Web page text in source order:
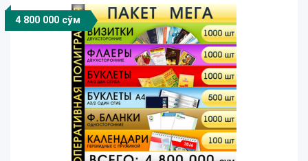
4 800 000 сўм